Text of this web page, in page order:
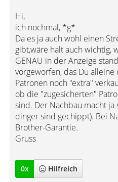
Hi,
ich nochmal, *g*
Da es ja auch wohl einen
gibt,wäre halt auch wichtig,
GENAU in der Anzeige
vorgeworfen, das Du alleine
Patronen noch "extra"
ob die "zugesicherten"
sind. Der Nachbau macht
dinger sind gechippt). Bei
Brother-Garantie.
Gruss
0x Hilfreich